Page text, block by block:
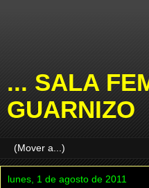
... SALA
GUARNIZO
lunes, 1 de agosto de 2011